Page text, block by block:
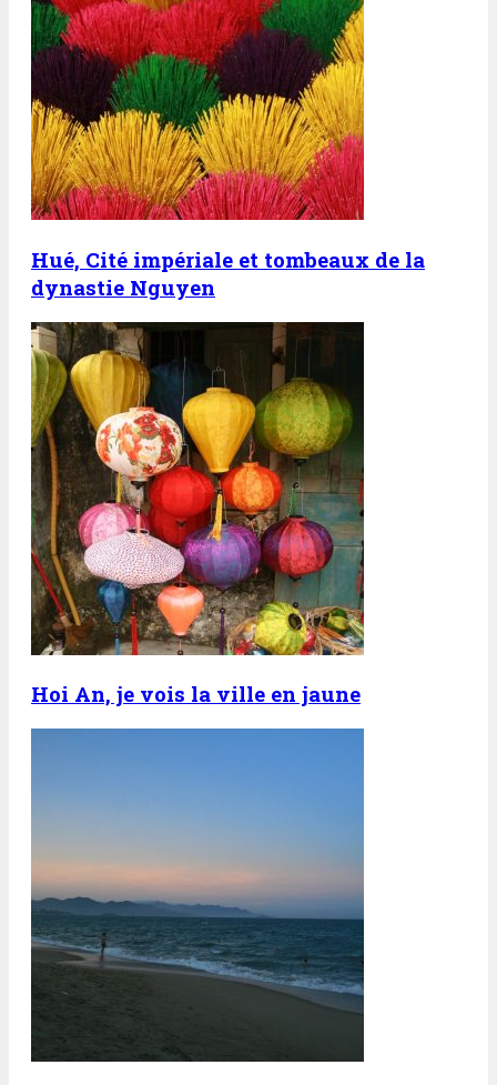
Hué, Cité impériale et tombeaux de la
dynastie Nguyen
Hoi An, je vois la ville en jaune